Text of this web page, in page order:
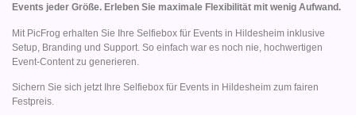
Events jeder Größe. Erleben Sie maximale Flexibilität mit wenig Aufwand.
Mit PicFrog erhalten Sie Ihre Selfiebox für Events in Hildesheim inklusive
Setup, Branding und Support. So einfach war es noch nie, hochwertigen
Event-Content zu generieren.
Sichern Sie sich jetzt Ihre Selfiebox für Events in Hildesheim zum fairen
Festpreis.